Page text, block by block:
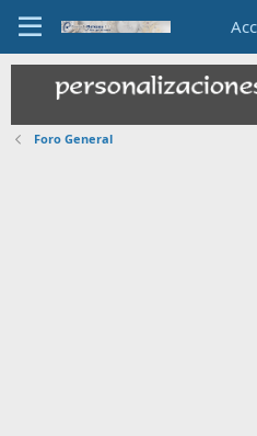
Foro General